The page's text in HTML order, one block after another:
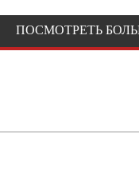
ПОСМОТРЕТЬ